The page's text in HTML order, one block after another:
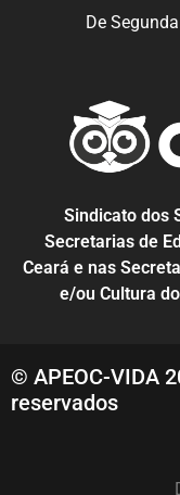
De
Sindicato dos
Secretarias de
Ceará e nas
e/ou Cultura
© APEOC-VIDA
reservados